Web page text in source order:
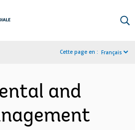
Cette page en : Français
and